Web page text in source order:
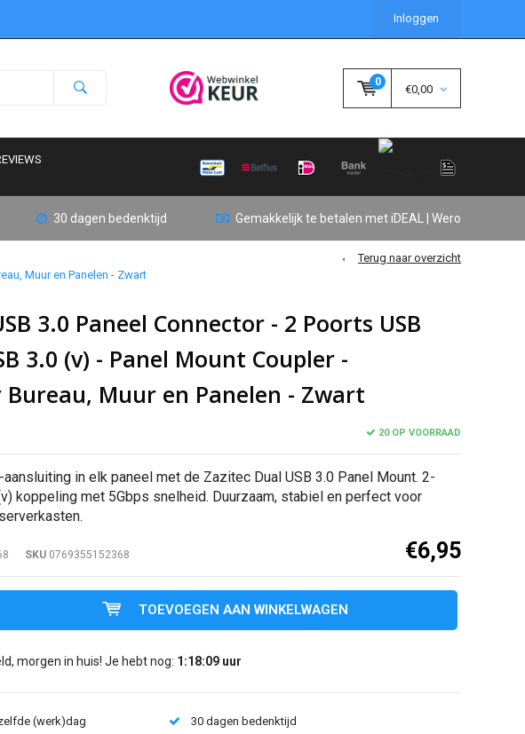
Inloggen
0
€0,00
30 dagen bedenktijd Gemakkelijk te betalen met iDEAL | Wero
Muur en Panelen - Zwart
Terug naar overzicht
3.0 Paneel Connector - 2 Poorts USB
3.0 (v) - Panel Mount Coupler -
Muur en Panelen - Zwart
20 OP VOORRAAD
in elk paneel met de Zazitec Dual USB 3.0 Panel Mount. 2-
koppeling met 5Gbps snelheid. Duurzaam, stabiel en perfect voor
SKU0769355152368 €6,95
TOEVOEGEN AAN WINKELWAGEN
morgen in huis! Je hebt nog: 1:18:08uur
(werk)dag
30 dagen bedenktijd